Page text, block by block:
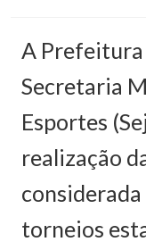
A Prefeitura
Secretaria
Esportes
realização
torneios